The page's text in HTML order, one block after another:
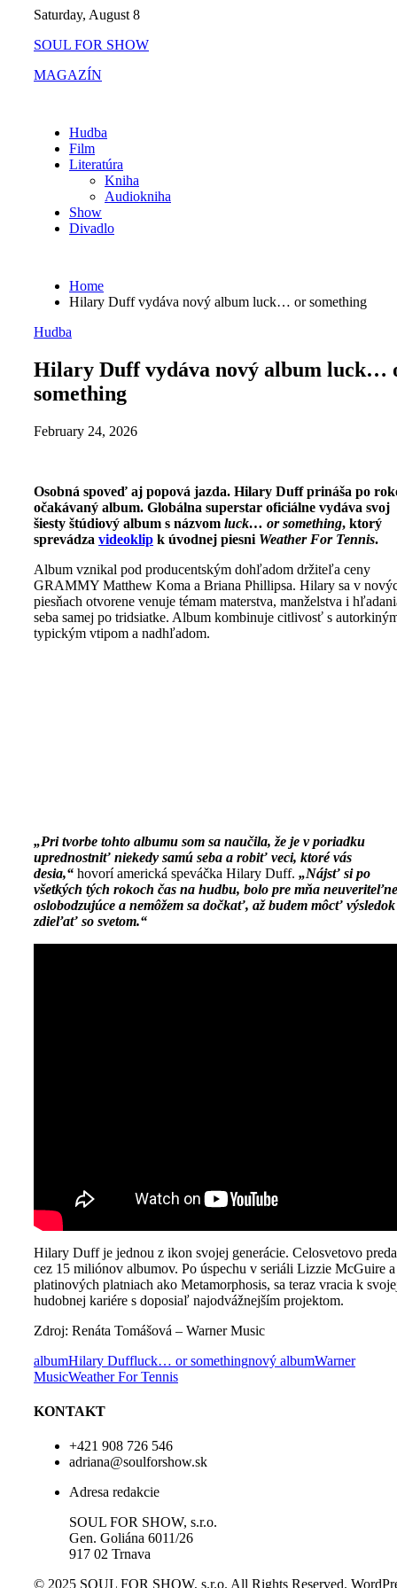
content
Saturday, August 8
SOUL FOR SHOW
MAGAZÍN
Hudba
Film
Literatúra
Kniha
Audiokniha
Show
Divadlo
Home
Hilary Duff vydáva nový album luck… or something
Hudba
Hilary Duff vydáva nový album luck…
something
February 24, 2026
Osobná spoveď aj popová jazda. Hilary Duff prináša po
očakávaný album. Globálna superstar oficiálne vydáva svoj
šiesty štúdiový album s názvom luck… or something, ktorý
sprevádza videoklip k úvodnej piesni Weather For Tennis.
Album vznikal pod producentským dohľadom držiteľa ceny
GRAMMY Matthew Koma a Briana Phillipsa. Hilary sa v
piesňach otvorene venuje témam materstva, manželstva i
seba samej po tridsiatke. Album kombinuje citlivosť s
typickým vtipom a nadhľadom.
„Pri tvorbe tohto albumu som sa naučila, že je v poriadku
uprednostniť niekedy samú seba a robiť veci, ktoré vás
desia,“ hovorí americká speváčka Hilary Duff. „Nájsť si po
všetkých tých rokoch čas na hudbu, bolo pre mňa neuveriteľne
oslobodzujúce a nemôžem sa dočkať, až budem môcť výsledok
zdieľať so svetom.“
Hilary Duff je jednou z ikon svojej generácie. Celosvetovo
cez 15 miliónov albumov. Po úspechu v seriáli Lizzie McGuire a
platinových platniach ako Metamorphosis, sa teraz vracia k
hudobnej kariére s doposiaľ najodvážnejším projektom.
Zdroj: Renáta Tomášová – Warner Music
albumHilary Duffluck… or somethingnový albumWarner
MusicWeather For Tennis
KONTAKT
+421 908 726 546
adriana@soulforshow.sk
Adresa redakcie
SOUL FOR SHOW, s.r.o.
Gen. Goliána 6011/26
917 02 Trnava
© 2025 SOUL FOR SHOW, s.r.o. All Rights Reserved.